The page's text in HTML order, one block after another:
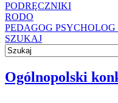
PODRĘCZNIKI
RODO
PEDAGOG
SZUKAJ
Ogólnopolski